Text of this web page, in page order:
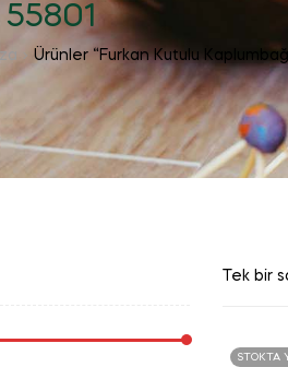
Ürünler “Furkan Kutulu
Tek bir
STOKTA